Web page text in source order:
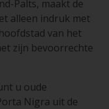
Palts, maakt de
alleen indruk met
van het
zijn bevoorrechte
u oude
Nigra uit de